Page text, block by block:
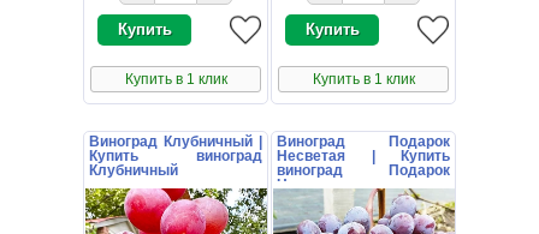
Купить в 1 клик Купить в 1 клик
Виноград Клубничный |
Купить виноград
Клубничный
Виноград Подарок
Несветая | Купить
виноград Подарок
Несветая